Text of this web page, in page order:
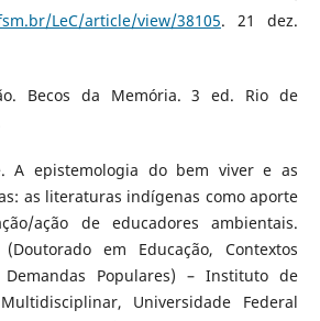
LeC/article/view/38105. 21 dez.
Becos da Memória. 3 ed. Rio de
A epistemologia do bem viver e as
as literaturas indígenas como aporte
ação de educadores ambientais.
em Educação, Contextos
Demandas Populares) – Instituto de
Universidade Federal